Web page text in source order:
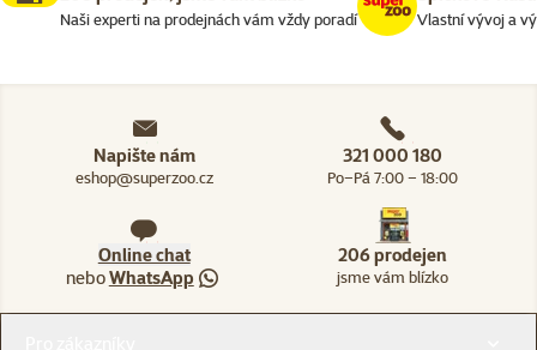
Naši experti na prodejnách vám vždy poradí Vlastní vývoj a
Napište nám
eshop@superzoo.cz
321 000 180
Po–Pá 7:00 – 18:00
Online chat
neboWhatsApp
206 prodejen
jsme vám blízko